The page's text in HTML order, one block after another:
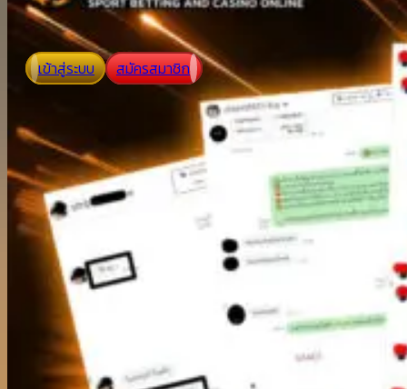
เข้าสู่ระบบ สมัครสมาชิก
ufac4 ติดต่อ เจ้าหน้าที่ ง่าย
แบบไม่ต้องรอคิว ดูแล 24 ชม.